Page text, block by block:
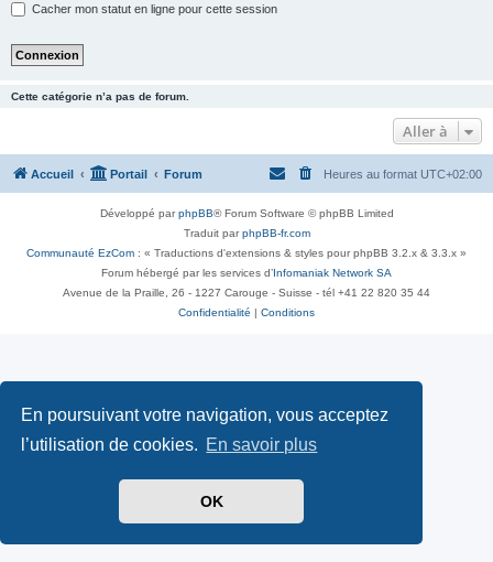
En poursuivant votre navigation, vous acceptez
l’utilisation de cookies. En savoir plus
OK
Cacher mon statut en ligne pour cette session
Cette catégorie n’a pas de forum.
Aller à
Accueil Portail Forum Heures au format UTC+02:00
Développé parphpBB® Forum Software © phpBB Limited
Traduit parphpBB-fr.com
Communauté EzCom : « Traductions d'extensions & styles pour phpBB 3.2.x & 3.3.x »
Forum hébergé par les services d’ Infomaniak Network SA
Avenue de la Praille, 26 - 1227 Carouge - Suisse - tél +41 22 820 35 44
Confidentialité
Conditions